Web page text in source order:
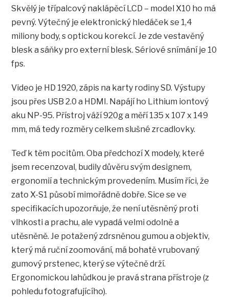
Skvělý je třípalcový naklápěcí LCD – model X10 ho má
pevný. Výtečný je elektronický hledáček se 1,4
miliony body, s optickou korekcí. Je zde vestavěný
blesk a sáňky pro externí blesk. Sériové snímání je 10
fps.
Video je HD 1920, zápis na karty rodiny SD. Výstupy
jsou přes USB 2.0 a HDMI. Napájí ho Lithium iontový
aku NP-95. Přístroj váží 920g a měří 135 x 107 x 149
mm, má tedy rozměry celkem slušné zrcadlovky.
Teď k těm pocitům. Oba předchozí X modely, které
jsem recenzoval, budily důvěru svým designem,
ergonomií a technickým provedením. Musím říci, že
zato X-S1 působí mimořádně dobře. Sice se ve
specifikacích upozorňuje, že není utěsněný proti
vlhkosti a prachu, ale vypadá velmi odolně a
utěsněně. Je potažený zdrsněnou gumou a objektiv,
který má ruční zoomování, má bohatě vrubovaný
gumový prstenec, který se výtečně drží.
Ergonomickou lahůdkou je pravá strana přístroje (z
pohledu fotografujícího).